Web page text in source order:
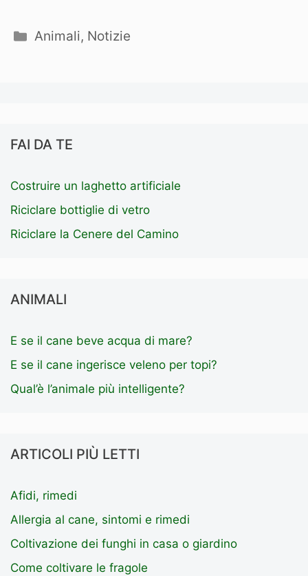
Categorie
Animali, Notizie
FAI DA TE
Costruire un laghetto artificiale
Riciclare bottiglie di vetro
Riciclare la Cenere del Camino
ANIMALI
E se il cane beve acqua di mare?
E se il cane ingerisce veleno per topi?
Qual’è l’animale più intelligente?
ARTICOLI PIÙ LETTI
Afidi, rimedi
Allergia al cane, sintomi e rimedi
Coltivazione dei funghi in casa o giardino
Come coltivare le fragole